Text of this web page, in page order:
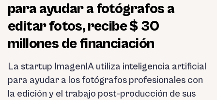
para ayudar a fotógrafos a
editar fotos, recibe $ 30
millones de financiación
La startup ImagenIA utiliza inteligencia artificial
para ayudar a los fotógrafos profesionales con
la edición y el trabajo post-producción de sus